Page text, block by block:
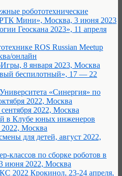
робототехнические
РТК Мини», Москва, 3 июня 2023
Геоскана 2023», 11 апреля
ROS Russian Meetup
онлайн
8 января 2023, Москва
беспилотный», 17 — 22
«Синергия» по
2022, Москва
2022, Москва
в Клубе юных инженеров
2022, Москва
для детей, август 2022,
классов по сборке роботов в
июня 2022, Москва
2022 Крокинол, 23-24 апреля,